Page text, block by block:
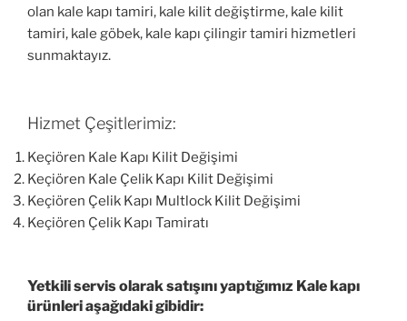
olan kale kapı tamiri, kale kilit değiştirme, kale kilit
tamiri, kale göbek, kale kapı çilingir tamiri hizmetleri
sunmaktayız.
Hizmet Çeşitlerimiz:
Keçiören Kale Kapı Kilit Değişimi
Keçiören Kale Çelik Kapı Kilit Değişimi
Keçiören Çelik Kapı Multlock Kilit Değişimi
Keçiören Çelik Kapı Tamiratı
Yetkili servis olarak satışını yaptığımız Kale kapı
ürünleri aşağıdaki gibidir: